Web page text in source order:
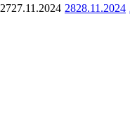
2727.11.2024 2828.11.2024